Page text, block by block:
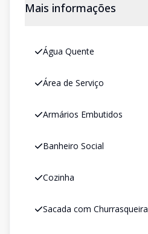
Mais informações
Água Quente
Área de Serviço
Armários Embutidos
Banheiro Social
Cozinha
Sacada com Churrasqueira